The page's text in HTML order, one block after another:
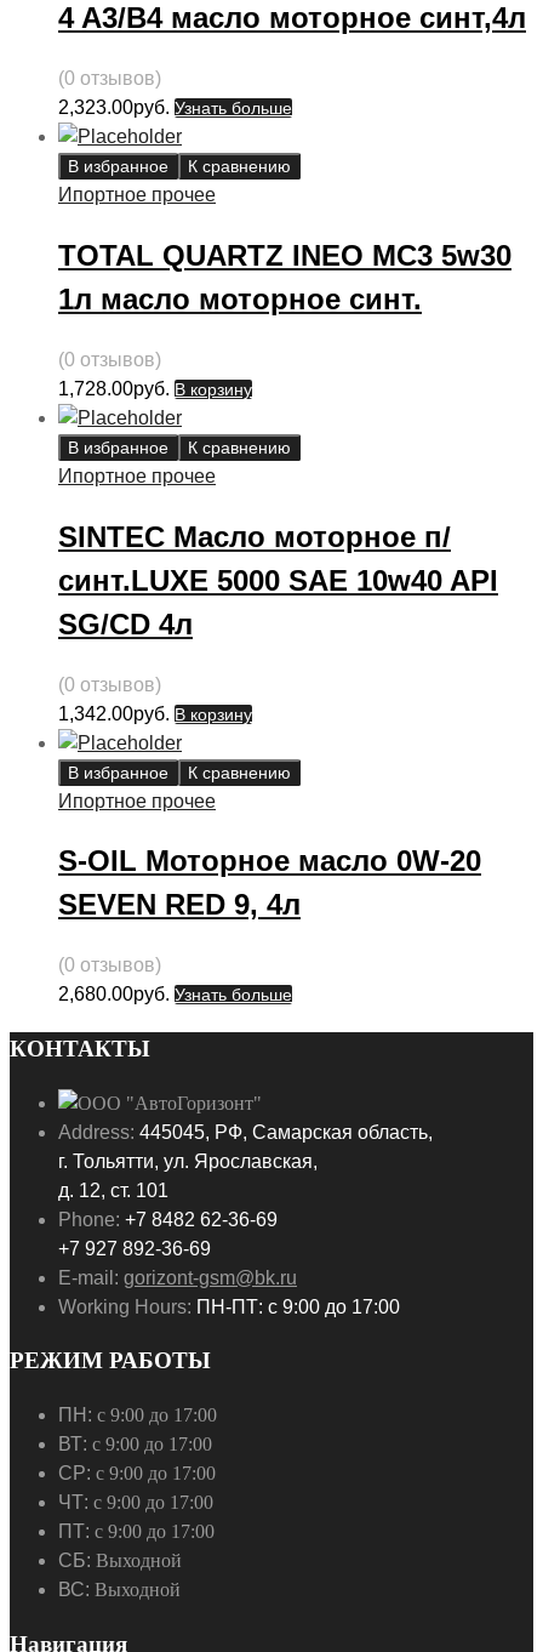
4 A3/B4 масло моторное синт,4л
(0 отзывов)
2,323.00руб. Узнать больше
В избранное К сравнению
Ипортное прочее
TOTAL QUARTZ INEO MC3 5w30
1л масло моторное синт.
(0 отзывов)
1,728.00руб. В корзину
В избранное К сравнению
Ипортное прочее
SINTEC Масло моторное п/
синт.LUXE 5000 SAE 10w40 API
SG/CD 4л
(0 отзывов)
1,342.00руб. В корзину
В избранное К сравнению
Ипортное прочее
S-OIL Моторное масло 0W-20
SEVEN RED 9, 4л
(0 отзывов)
2,680.00руб. Узнать больше
КОНТАКТЫ
Address: 445045, РФ, Самарская область,
г. Тольятти, ул. Ярославская,
д. 12, ст. 101
Phone: +7 8482 62-36-69
+7 927 892-36-69
E-mail: gorizont-gsm@bk.ru
Working Hours: ПН-ПТ: с 9:00 до 17:00
РЕЖИМ РАБОТЫ
ПН: с 9:00 до 17:00
ВТ: с 9:00 до 17:00
СР: с 9:00 до 17:00
ЧТ: с 9:00 до 17:00
ПТ: с 9:00 до 17:00
СБ: Выходной
ВС: Выходной
Навигация